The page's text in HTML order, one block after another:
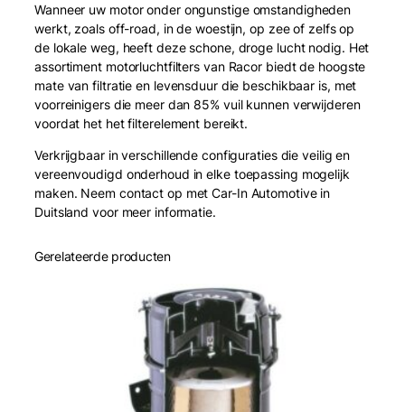
Wanneer uw motor onder ongunstige omstandigheden
werkt, zoals off-road, in de woestijn, op zee of zelfs op
de lokale weg, heeft deze schone, droge lucht nodig. Het
assortiment motorluchtfilters van Racor biedt de hoogste
mate van filtratie en levensduur die beschikbaar is, met
voorreinigers die meer dan 85% vuil kunnen verwijderen
voordat het het filterelement bereikt.
Verkrijgbaar in verschillende configuraties die veilig en
vereenvoudigd onderhoud in elke toepassing mogelijk
maken. Neem contact op met Car-In Automotive in
Duitsland voor meer informatie.
Gerelateerde producten